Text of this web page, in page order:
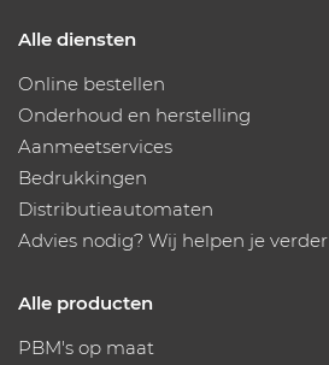
Alle diensten
Online bestellen
Onderhoud en herstelling
Aanmeetservices
Bedrukkingen
Distributieautomaten
Advies nodig? Wij helpen je verder
Alle producten
PBM's op maat